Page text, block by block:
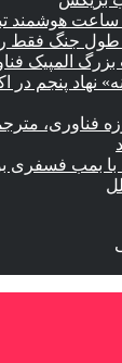
ساعت هوشمند
طول جنگ فقط
فناوری ۲۰۲۶
نهاد پنجم در
فناوری،
با بمب فسفری